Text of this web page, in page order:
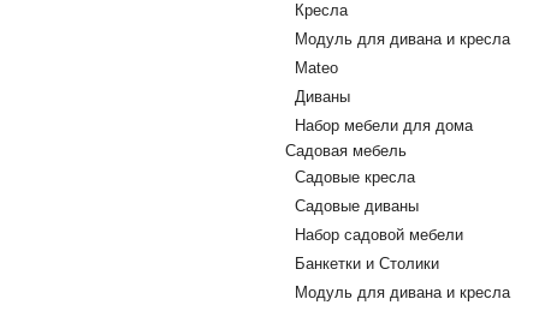
Кресла
Модуль для дивана и кресла
Mateo
Диваны
Набор мебели для дома
Садовая мебель
Садовые кресла
Садовые диваны
Набор садовой мебели
Банкетки и Столики
Модуль для дивана и кресла